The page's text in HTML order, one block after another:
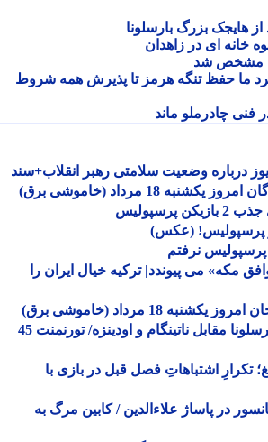
بزرگ بارسلونا
ای در زاهدان
شد
حفظ تنگه هرمز تا پذیرش همه شروط
چادرملو ماند
وضعیت سلامتی رهبر انقلاب+سند
مرداد (خاموشی برق)
(عکس)
نرفتم
می پیوندد| ترکیه خیال ایران را
مرداد (خاموشی برق)
ویدیو| خلاصه بازی بارسلونا مقابل ناتینگام و اودینزه/ تورنمنت 45
اشتباهاتِ فصل قبل در بازی با
پاساژ علاءالدین / کابین مرگ به